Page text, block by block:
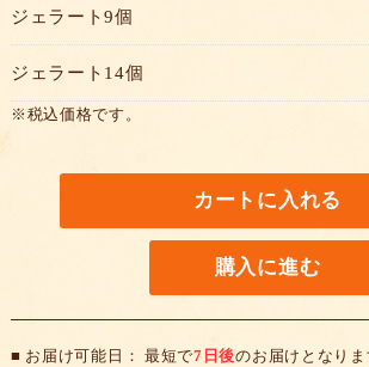
ジェラート9個
ジェラート14個
※税込価格です。
カートに入れる
購入に進む
■ お届け可能日： 最短で7日後のお届けとなりま